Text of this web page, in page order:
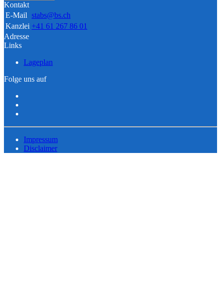
Kontakt
E-Mail stabs@bs.ch
Kanzlei +41 61 267 86 01
Adresse
Links
Lageplan
Folge uns auf
Impressum
Disclaimer